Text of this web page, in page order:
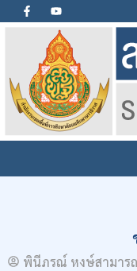
พินีภรณ์ หงษ์สามารถ